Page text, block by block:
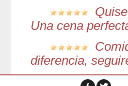
Una cena
diferencia,